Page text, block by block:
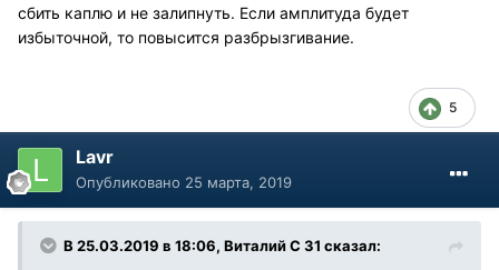
сбить каплю и не залипнуть. Если амплитуда будет
избыточной, то повысится разбрызгивание.
5
Lavr
Опубликовано 25 марта, 2019
В 25.03.2019 в 18:06, Виталий С 31 сказал: